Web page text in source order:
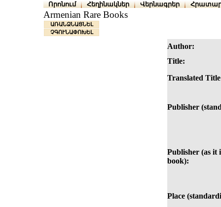
Որոնում Հեղինակներ Վերնագրեր
Armenian Rare Books
ԱՌԱՆՁՆԱՑՆԵԼ
ՉԳՈՒՆԱՓՈԽԵԼ
Author:
Title:
Translated
Publisher
Publisher (as it
book):
Place